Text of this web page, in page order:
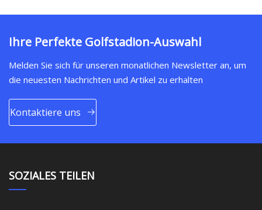
Ihre Perfekte Golfstadion-Auswahl
Melden Sie sich für unseren monatlichen Newsletter an, um
die neuesten Nachrichten und Artikel zu erhalten
Kontaktiere uns
SOZIALES TEILEN